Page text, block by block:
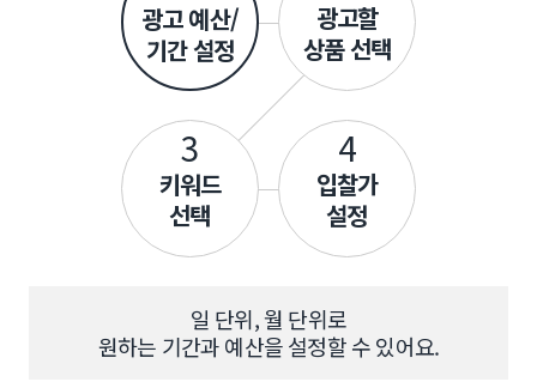
광고 예산/
기간 설정
광고할
상품 선택
3
키워드
선택
4
입찰가
설정
일 단위, 월 단위로
원하는 기간과 예산을 설정할 수 있어요.